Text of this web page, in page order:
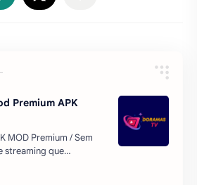
Premium APK
MOD Premium / Sem
streaming que
coleção de
desde clássicos